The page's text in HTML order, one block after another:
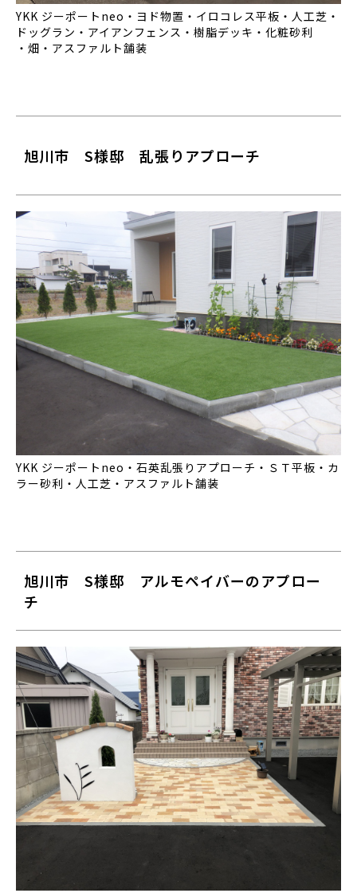
YKK ジーポートneo・ヨド物置・イロコレス平板・人工芝・
ドッグラン・アイアンフェンス・樹脂デッキ・化粧砂利
・畑・アスファルト舗装
旭川市 S様邸 乱張りアプローチ
YKK ジーポートneo・石英乱張りアプローチ・ＳＴ平板・カ
ラー砂利・人工芝・アスファルト舗装
旭川市 S様邸 アルモペイバーのアプロー
チ